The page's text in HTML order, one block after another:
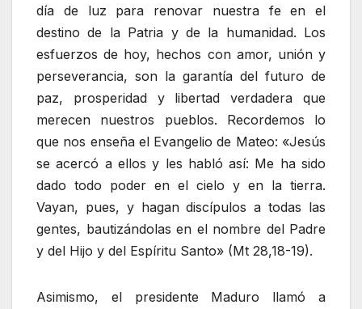
día de luz para renovar nuestra fe en el
destino de la Patria y de la humanidad. Los
esfuerzos de hoy, hechos con amor, unión y
perseverancia, son la garantía del futuro de
paz, prosperidad y libertad verdadera que
merecen nuestros pueblos. Recordemos lo
que nos enseña el Evangelio de Mateo: «Jesús
se acercó a ellos y les habló así: Me ha sido
dado todo poder en el cielo y en la tierra.
Vayan, pues, y hagan discípulos a todas las
gentes, bautizándolas en el nombre del Padre
y del Hijo y del Espíritu Santo» (Mt 28,18-19).
Asimismo, el presidente Maduro llamó a